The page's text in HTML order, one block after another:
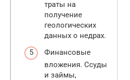
траты на
получение
геологических
данных о недрах.
Финансовые
вложения. Ссуды
и займы,